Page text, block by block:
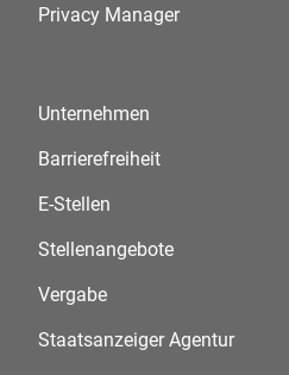
Privacy Manager
Unternehmen
Barrierefreiheit
E-Stellen
Stellenangebote
Vergabe
Staatsanzeiger Agentur